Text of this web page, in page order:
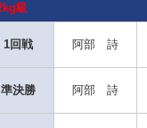
級
1回戦 阿部 詩
準決勝 阿部 詩